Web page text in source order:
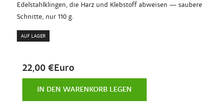
Edelstahlklingen, die Harz und Klebstoff abweisen — saubere
Schnitte, nur 110 g.
AUF LAGER
22,00 €Euro
IN DEN WARENKORB LEGEN